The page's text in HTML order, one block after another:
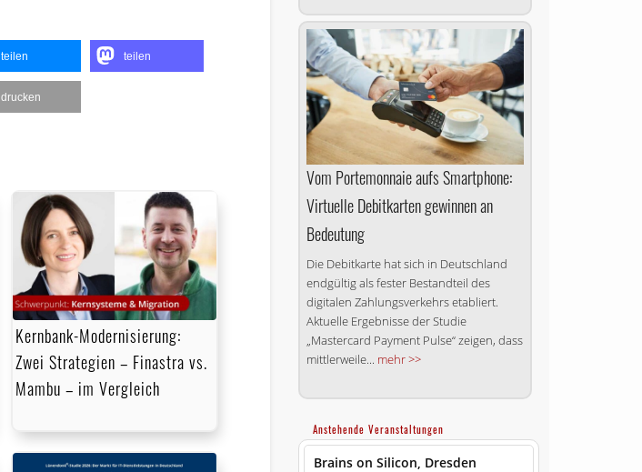
teilen teilen
drucken
Kernbank-Modernisierung:
Zwei Strategien – Finastra vs.
Mambu – im Vergleich
Vom Portemonnaie aufs Smartphone:
Virtuelle Debitkarten gewinnen an
Bedeutung
Die Debitkarte hat sich in Deutschland
endgültig als fester Bestandteil des
digitalen Zahlungsverkehrs etabliert.
Aktuelle Ergebnisse der Studie
„Mastercard Payment Pulse“ zeigen, dass
mittlerweile... mehr >>
Anstehende Veranstaltungen
Brains on Silicon, Dresden